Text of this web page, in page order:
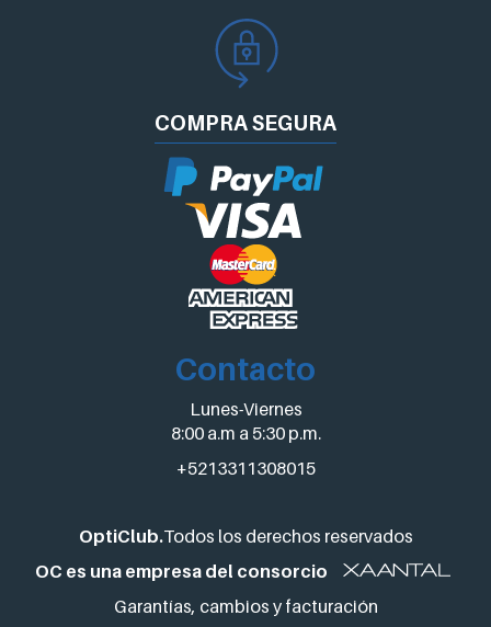
COMPRASEGURA
Contacto
Lunes-Viernes
8:00 a.m a 5:30 p.m.
+5213311308015
OptiClub.Todos los derechos reservados
OC es una empresa del consorcio
Garantías, cambios y facturación